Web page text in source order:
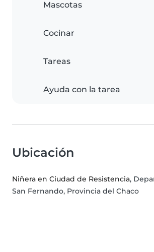
Mascotas
Cocinar
Tareas
Ayuda con la tarea
Ubicación
Niñera en Ciudad de Resistencia,
San Fernando, Provincia del Chaco